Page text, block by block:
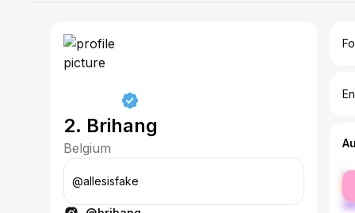
2. Brihang
Belgium
@allesisfake